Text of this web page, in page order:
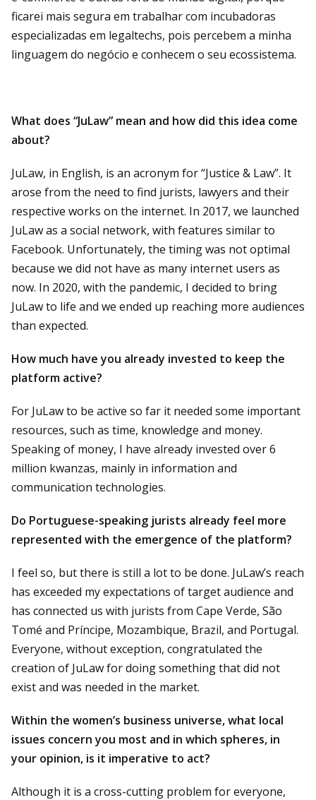
ficarei mais segura em trabalhar com incubadoras
especializadas em legaltechs, pois percebem a minha
linguagem do negócio e conhecem o seu ecossistema.
What does “JuLaw” mean and how did this idea come
about?
JuLaw, in English, is an acronym for “Justice & Law”. It
arose from the need to find jurists, lawyers and their
respective works on the internet. In 2017, we launched
JuLaw as a social network, with features similar to
Facebook. Unfortunately, the timing was not optimal
because we did not have as many internet users as
now. In 2020, with the pandemic, I decided to bring
JuLaw to life and we ended up reaching more audiences
than expected.
How much have you already invested to keep the
platform active?
For JuLaw to be active so far it needed some important
resources, such as time, knowledge and money.
Speaking of money, I have already invested over 6
million kwanzas, mainly in information and
communication technologies.
Do Portuguese-speaking jurists already feel more
represented with the emergence of the platform?
I feel so, but there is still a lot to be done. JuLaw’s reach
has exceeded my expectations of target audience and
has connected us with jurists from Cape Verde, São
Tomé and Príncipe, Mozambique, Brazil, and Portugal.
Everyone, without exception, congratulated the
creation of JuLaw for doing something that did not
exist and was needed in the market.
Within the women’s business universe, what local
issues concern you most and in which spheres, in
your opinion, is it imperative to act?
Although it is a cross-cutting problem for everyone,